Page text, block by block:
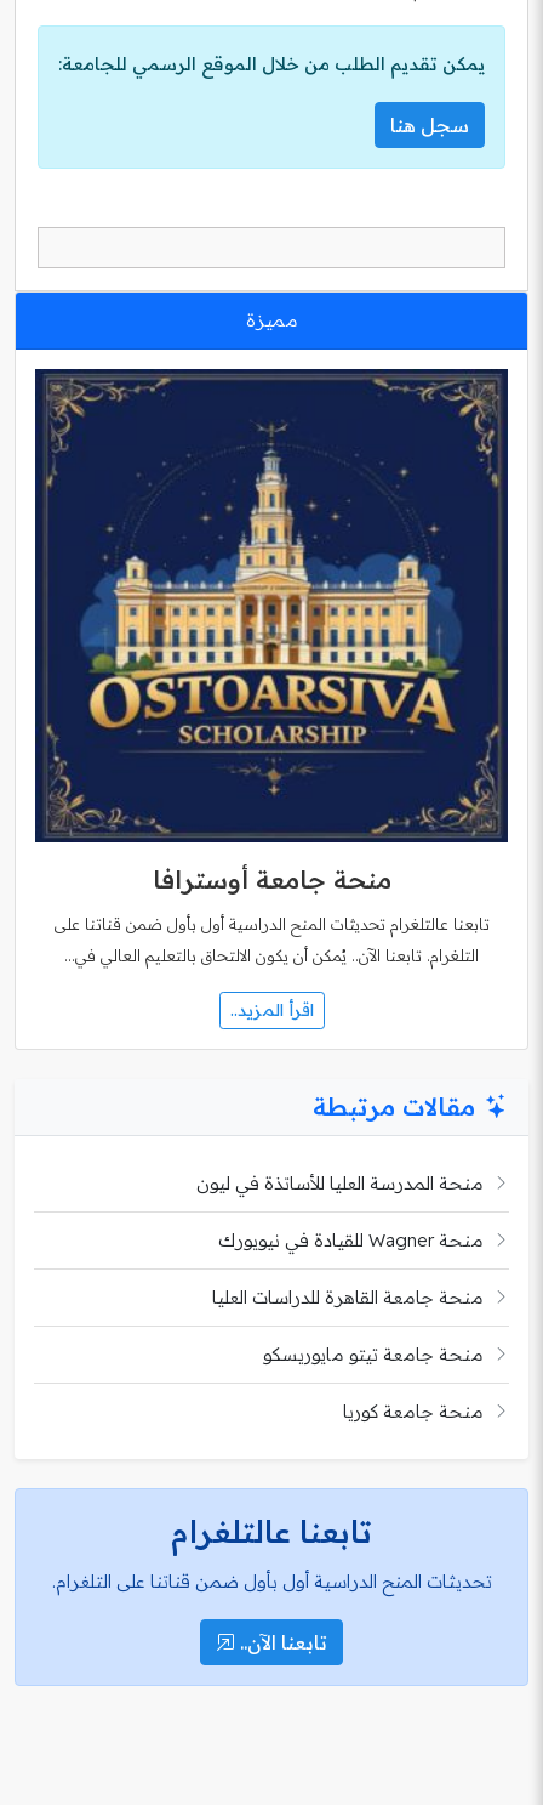
يمكن تقديم الطلب من خلال الموقع الرسمي للجامعة:
سجل هنا
مميزة
منحة جامعة أوسترافا
تابعنا عالتلغرام تحديثات المنح الدراسية أول بأول ضمن قناتنا على
التلغرام. تابعنا الآن.. يُمكن أن يكون الالتحاق بالتعليم العالي في…
اقرأ المزيد..
مقالات مرتبطة
منحة المدرسة العليا للأساتذة في ليون
منحة Wagner للقيادة في نيويورك
منحة جامعة القاهرة للدراسات العليا
منحة جامعة تيتو مايوريسكو
منحة جامعة كوريا
تابعنا عالتلغرام
تحديثات المنح الدراسية أول بأول ضمن قناتنا على التلغرام.
تابعنا الآن..